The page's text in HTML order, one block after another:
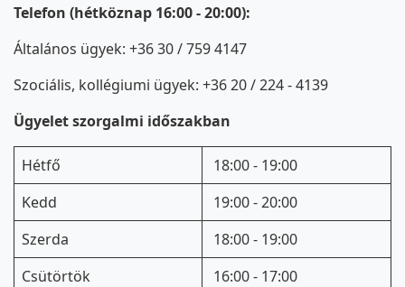
Telefon (hétköznap 16:00 - 20:00):
Általános ügyek: +36 30 / 759 4147
Szociális, kollégiumi ügyek: +36 20 / 224 - 4139
Ügyelet szorgalmi időszakban
Hétfő
18:00 - 19:00
Kedd
19:00 - 20:00
Szerda
18:00 - 19:00
Csütörtök
16:00 - 17:00